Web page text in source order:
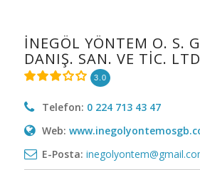
İNEGÖL YÖNTEM O. S.
DANIŞ. SAN. VE TİC.
3.0
Telefon: 0 224 713 43 47
Web:
E-Posta: